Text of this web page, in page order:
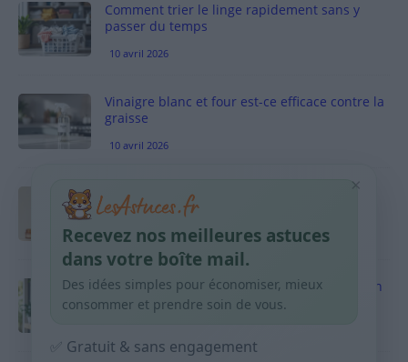
Comment trier le linge rapidement sans y
passer du temps
10 avril 2026
Vinaigre blanc et four est-ce efficace contre la
graisse
10 avril 2026
Taches pigmentaires : routine simple +
habitudes qui aident
9 avril 2026
Produits ménagers : comment économiser en
courses sans acheter 10 sprays
×
Recevez nos meilleures astuces
dans votre boîte mail.
Des idées simples pour économiser, mieux
consommer et prendre soin de vous.
✅ Gratuit & sans engagement